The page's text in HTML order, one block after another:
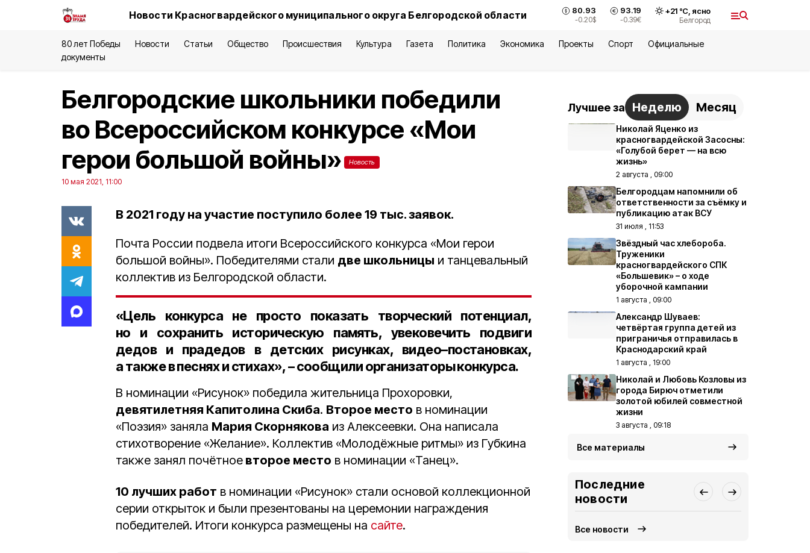
Новости Красногвардейского муниципального округа Белгородской области 80.93
-0.20$
93.19
-0.39€
+21°С, ясно
Белгород
80 лет Победы Новости Статьи Общество Происшествия Культура Газета Политика Экономика Проекты Спорт
Официальные
документы
Белгородские школьники победили
во Всероссийском конкурсе «Мои
герои большой войны»
Новость
10 мая 2021, 11:00
В 2021 году на участие поступило более 19 тыс. заявок.
Почта России подвела итоги Всероссийского конкурса «Мои герои
большой войны». Победителями стали две школьницы и танцевальный
коллектив из Белгородской области.
«Цель конкурса не просто показать творческий потенциал,
но и сохранить историческую память, увековечить подвиги
дедов и прадедов в детских рисунках, видео–постановках,
а также в песнях и стихах», – сообщили организаторы конкурса.
В номинации «Рисунок» победила жительница Прохоровки,
девятилетняя Капитолина Скиба. Второе место в номинации
«Поэзия» заняла Мария Скорнякова из Алексеевки. Она написала
стихотворение «Желание». Коллектив «Молодёжные ритмы» из Губкина
также занял почётное второе место в номинации «Танец».
10 лучших работ в номинации «Рисунок» стали основой коллекционной
серии открыток и были презентованы на церемонии награждения
победителей. Итоги конкурса размещены на сайте.
Лучшее за Неделю Месяц
Николай Яценко из
красногвардейской Засосны:
«Голубой берет — на всю
жизнь»
2 августа , 09:00
Белгородцам напомнили об
ответственности за съёмку и
публикацию атак ВСУ
31 июля , 11:53
Звёздный час хлебороба.
Труженики
красногвардейского СПК
«Большевик» – о ходе
уборочной кампании
1 августа , 09:00
Александр Шуваев:
четвёртая группа детей из
приграничья отправилась в
Краснодарский край
1 августа , 19:00
Николай и Любовь Козловы из
города Бирюч отметили
золотой юбилей совместной
жизни
3 августа , 09:18
Все материалы
Последние
новости
Все новости